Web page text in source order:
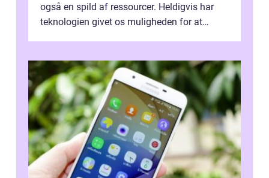
også en spild af ressourcer. Heldigvis har
teknologien givet os muligheden for at